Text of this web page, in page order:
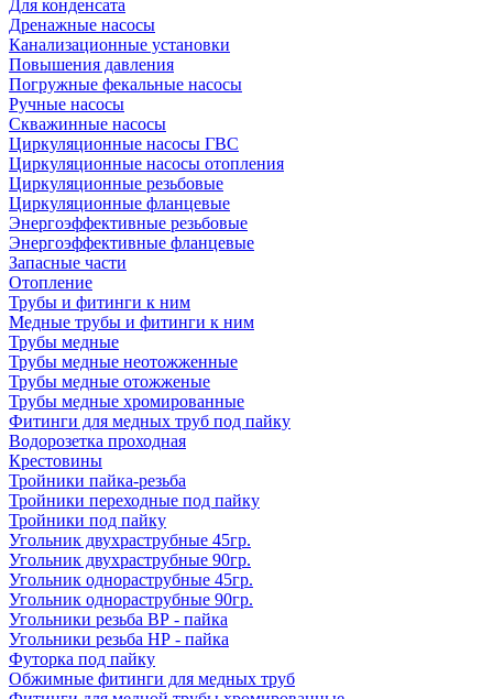
Для конденсата
Дренажные насосы
Канализационные установки
Повышения давления
Погружные фекальные насосы
Ручные насосы
Скважинные насосы
Циркуляционные насосы ГВС
Циркуляционные насосы отопления
Циркуляционные резьбовые
Циркуляционные фланцевые
Энергоэффективные резьбовые
Энергоэффективные фланцевые
Запасные части
Отопление
Трубы и фитинги к ним
Медные трубы и фитинги к ним
Трубы медные
Трубы медные неотожженные
Трубы медные отожженые
Трубы медные хромированные
Фитинги для медных труб под пайку
Водорозетка проходная
Крестовины
Тройники пайка-резьба
Тройники переходные под пайку
Тройники под пайку
Угольник двухраструбные 45гр.
Угольник двухраструбные 90гр.
Угольник однораструбные 45гр.
Угольник однораструбные 90гр.
Угольники резьба ВР - пайка
Угольники резьба НР - пайка
Футорка под пайку
Обжимные фитинги для медных труб